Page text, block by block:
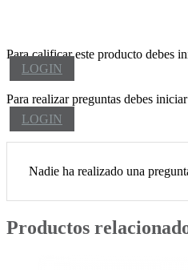
Para calificar este producto debes
LOGIN
Para realizar preguntas debes
LOGIN
Nadie ha realizado una
Productos